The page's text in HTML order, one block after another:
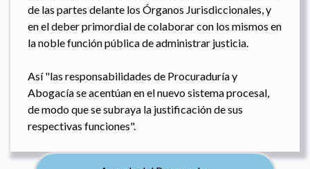
de las partes delante los Órganos Jurisdiccionales, y
en el deber primordial de colaborar con los mismos en
la noble función pública de administrar justicia.
Así "las responsabilidades de Procuraduría y
Abogacía se acentúan en el nuevo sistema procesal,
de modo que se subraya la justificación de sus
respectivas funciones".
Año
anterior
Mes
anterior Próximo
año
Próximo
mes